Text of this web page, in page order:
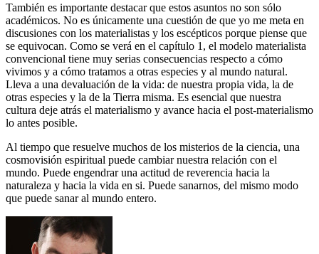
También es importante destacar que estos asuntos no son sólo
académicos. No es únicamente una cuestión de que yo me meta en
discusiones con los materialistas y los escépticos porque piense que
se equivocan. Como se verá en el capítulo 1, el modelo materialista
convencional tiene muy serias consecuencias respecto a cómo
vivimos y a cómo tratamos a otras especies y al mundo natural.
Lleva a una devaluación de la vida: de nuestra propia vida, la de
otras especies y la de la Tierra misma. Es esencial que nuestra
cultura deje atrás el materialismo y avance hacia el post-materialismo
lo antes posible.
Al tiempo que resuelve muchos de los misterios de la ciencia, una
cosmovisión espiritual puede cambiar nuestra relación con el
mundo. Puede engendrar una actitud de reverencia hacia la
naturaleza y hacia la vida en si. Puede sanarnos, del mismo modo
que puede sanar al mundo entero.